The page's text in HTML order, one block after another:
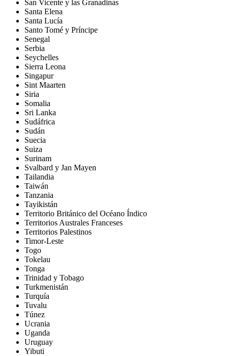
San Vicente y las Granadinas
Santa Elena
Santa Lucía
Santo Tomé y Príncipe
Senegal
Serbia
Seychelles
Sierra Leona
Singapur
Sint Maarten
Siria
Somalia
Sri Lanka
Sudáfrica
Sudán
Suecia
Suiza
Surinam
Svalbard y Jan Mayen
Tailandia
Taiwán
Tanzania
Tayikistán
Territorio Británico del Océano Índico
Territorios Australes Franceses
Territorios Palestinos
Timor-Leste
Togo
Tokelau
Tonga
Trinidad y Tobago
Turkmenistán
Turquía
Tuvalu
Túnez
Ucrania
Uganda
Uruguay
Yibuti